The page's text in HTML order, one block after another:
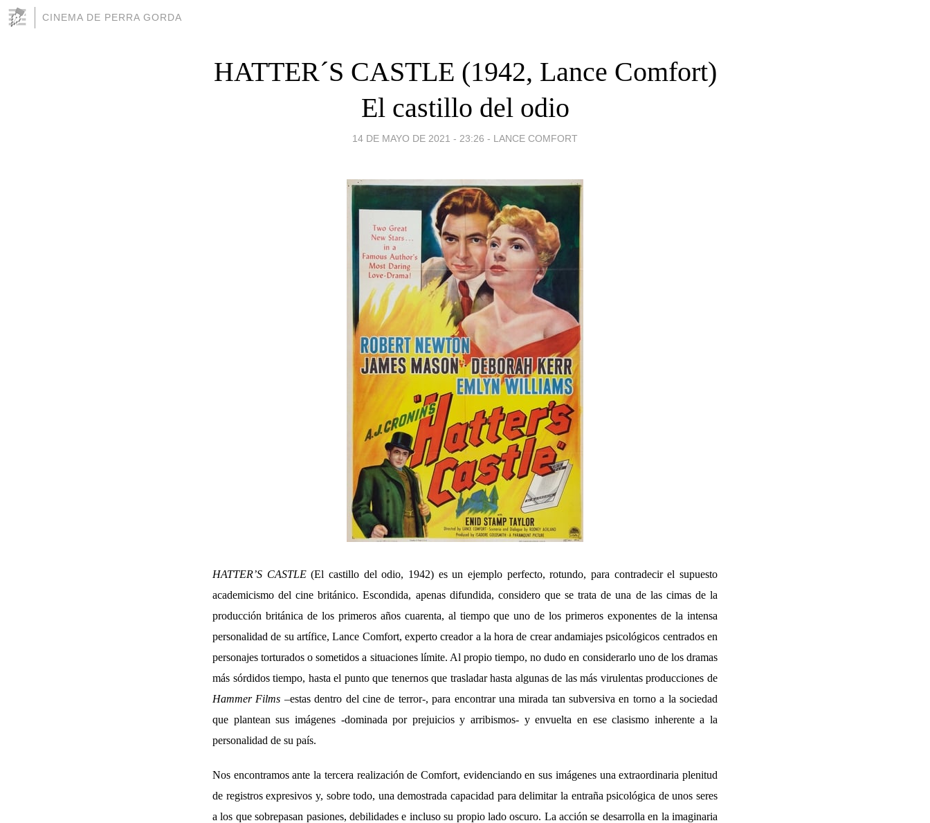
CINEMA DE PERRA GORDA
HATTER´S CASTLE (1942, Lance Comfort)
El castillo del odio
14 DE MAYO DE 2021 - 23:26 - LANCE COMFORT
HATTER’S CASTLE(El castillo del odio, 1942) es un ejemplo perfecto, rotundo, para contradecir el supuesto
academicismo del cine británico. Escondida, apenas difundida, considero que se trata de una de las cimas de la
producción británica de los primeros años cuarenta, al tiempo que uno de los primeros exponentes de la intensa
personalidad de su artífice, Lance Comfort, experto creador a la hora de crear andamiajes psicológicos centrados en
personajes torturados o sometidos a situaciones límite. Al propio tiempo, no dudo en considerarlo uno de los dramas
más sórdidos tiempo, hasta el punto que tenernos que trasladar hasta algunas de las más virulentas producciones de
Hammer Films –estas dentro del cine de terror-, para encontrar una mirada tan subversiva en torno a la sociedad
que plantean sus imágenes -dominada por prejuicios y arribismos- y envuelta en ese clasismo inherente a la
personalidad de su país.
Nos encontramos ante la tercera realización de Comfort, evidenciando en sus imágenes una extraordinaria plenitud
de registros expresivos y, sobre todo, una demostrada capacidad para delimitar la entraña psicológica de unos seres
a los que sobrepasan pasiones, debilidades e incluso su propio lado oscuro. La acción se desarrolla en la imaginaria